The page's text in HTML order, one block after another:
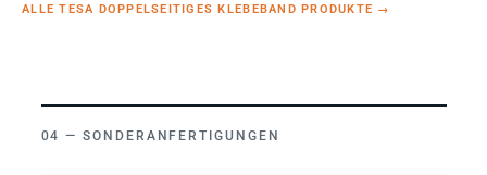
ALLE TESA DOPPELSEITIGES KLEBEBAND PRODUKTE →
SONDERANFERTIGUNGEN